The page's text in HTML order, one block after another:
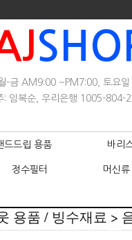
-금 AM9:00 ~PM7:00, 토요
: 임복순, 우리은행 1005-804-
드드립 용품 바리
정수필터 머신
용품 / 빙수재료 >